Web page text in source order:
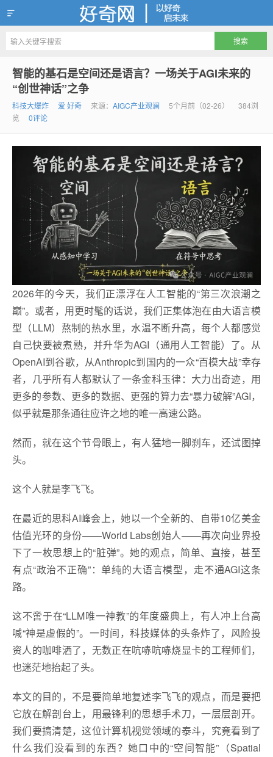
好奇网
智能的基石是空间还是语言？一场关于AGI未来的
“创世神话”之争
科技大爆炸 爱 好奇 来源： AIGC产业观澜 5个月前（02-26）
384浏
览
0评论
2026年的今天，我们正漂浮在人工智能的“第三次浪潮之
巅”。或者，用更时髦的话说，我们正集体泡在由大语言模
型（LLM）熬制的热水里，水温不断升高，每个人都感觉
自己快要被煮熟，并升华为AGI（通用人工智能）了。从
OpenAI到谷歌，从Anthropic到国内的一众“百模大战”幸存
者，几乎所有人都默认了一条金科玉律：大力出奇迹，用
更多的参数、更多的数据、更强的算力去“暴力破解”AGI，
似乎就是那条通往应许之地的唯一高速公路。
然而，就在这个节骨眼上，有人猛地一脚刹车，还试图掉
头。
这个人就是李飞飞。
在最近的思科AI峰会上，她以一个全新的、自带10亿美金
估值光环的身份——World Labs创始人——再次向业界投
下了一枚思想上的“脏弹”。她的观点，简单、直接，甚至
有点“政治不正确”：单纯的大语言模型，走不通AGI这条
路。
这不啻于在“LLM唯一神教”的年度盛典上，有人冲上台高
喊“神是虚假的”。一时间，科技媒体的头条炸了，风险投
资人的咖啡洒了，无数正在吭哧吭哧烧显卡的工程师们，
也迷茫地抬起了头。
本文的目的，不是要简单地复述李飞飞的观点，而是要把
它放在解剖台上，用最锋利的思想手术刀，一层层剖开。
我们要搞清楚，这位计算机视觉领域的泰斗，究竟看到了
什么我们没看到的东西？她口中的“空间智能”（Spatial